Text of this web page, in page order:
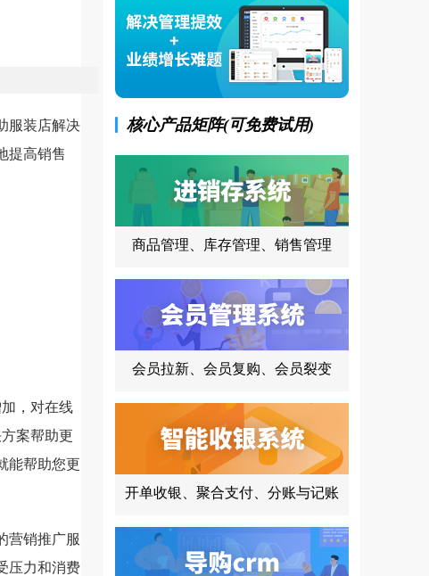
服装店解决
提高销售
，对在线
案帮助更
能帮助您更
营销推广服
压力和消费
核心产品矩阵(可免费试用)
商品管理、库存管理、销售管理
会员拉新、会员复购、会员裂变
开单收银、聚合支付、分账与记账